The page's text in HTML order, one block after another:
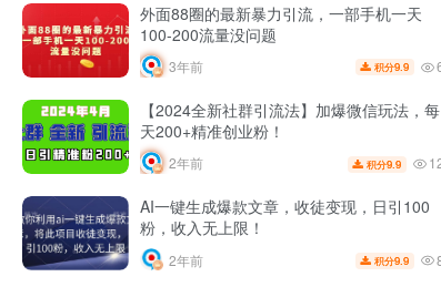
外面88圈的最新暴力引流，一部手机一天
100-200流量没问题
3年前 积分9.9
【2024全新社群引流法】加爆微信玩法，每
天200+精准创业粉！
2年前 积分9.9
AI一键生成爆款文章，收徒变现，日引100
粉，收入无上限！
2年前 积分9.9